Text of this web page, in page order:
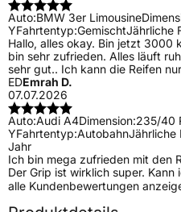
Auto:BMW 3er Limousine
YFahrtentyp:GemischtJährliche
Hallo, alles okay. Bin jetzt 3000
bin sehr zufrieden. Alles läuft
sehr gut.. Ich kann die Reifen
EDEmrah D.
07.07.2026
Auto:Audi A4Dimension:235/40
YFahrtentyp:AutobahnJährliche
Jahr
Ich bin mega zufrieden mit den
Der Grip ist wirklich super.
alle Kundenbewertungen